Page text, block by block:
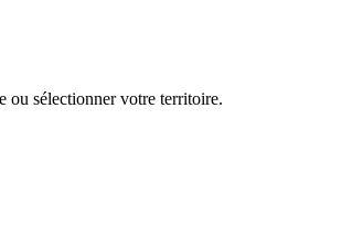
ou sélectionner votre territoire.